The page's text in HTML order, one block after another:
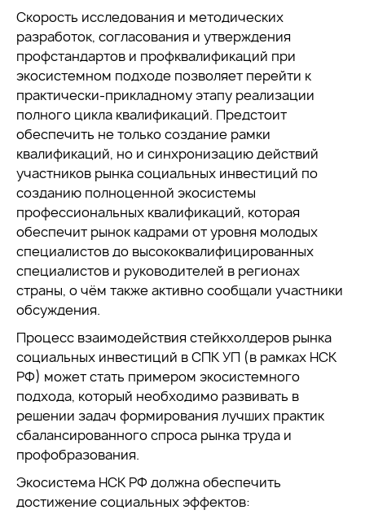
Скорость исследования и методических
разработок, согласования и утверждения
профстандартов и профквалификаций при
экосистемном подходе позволяет перейти к
практически-прикладному этапу реализации
полного цикла квалификаций. Предстоит
обеспечить не только создание рамки
квалификаций, но и синхронизацию действий
участников рынка социальных инвестиций по
созданию полноценной экосистемы
профессиональных квалификаций, которая
обеспечит рынок кадрами от уровня молодых
специалистов до высококвалифицированных
специалистов и руководителей в регионах
страны, о чём также активно сообщали участники
обсуждения.
Процесс взаимодействия стейкхолдеров рынка
социальных инвестиций в СПК УП (в рамках НСК
РФ) может стать примером экосистемного
подхода, который необходимо развивать в
решении задач формирования лучших практик
сбалансированного спроса рынка труда и
профобразования.
Экосистема НСК РФ должна обеспечить
достижение социальных эффектов: